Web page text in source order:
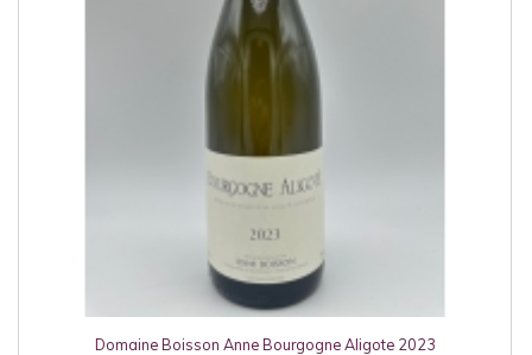
Domaine Boisson Anne Bourgogne Aligote 2023